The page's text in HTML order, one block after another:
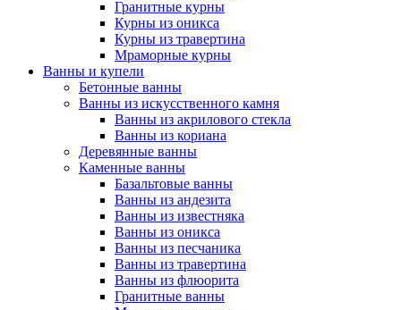
Гранитные курны
Курны из оникса
Курны из травертина
Мраморные курны
Ванны и купели
Бетонные ванны
Ванны из искусственного камня
Ванны из акрилового стекла
Ванны из кориана
Деревянные ванны
Каменные ванны
Базальтовые ванны
Ванны из андезита
Ванны из известняка
Ванны из оникса
Ванны из песчаника
Ванны из травертина
Ванны из флюорита
Гранитные ванны